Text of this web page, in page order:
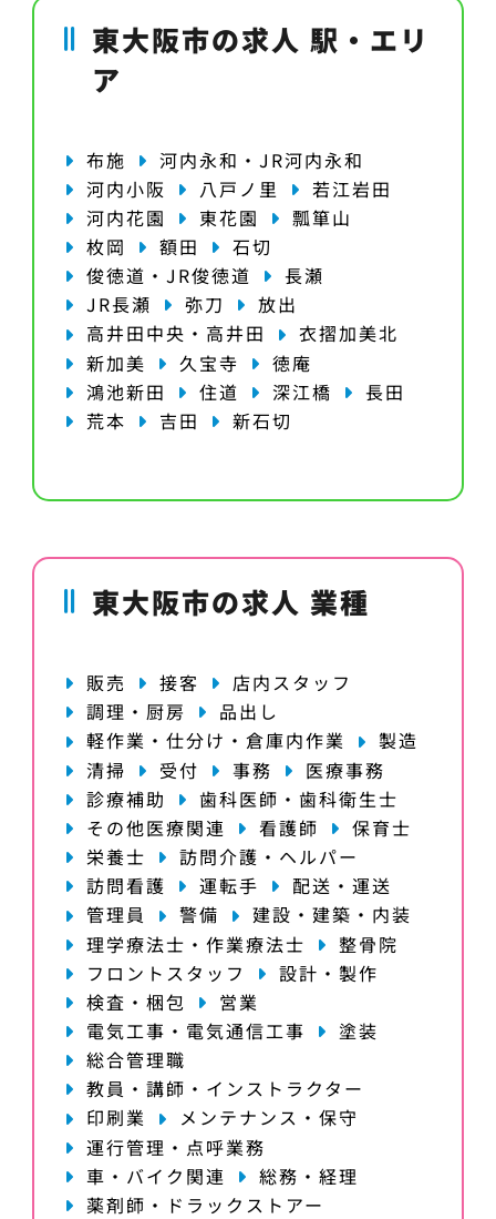
東大阪市の求人 駅・エリ
ア
布施
河内永和・JR河内永和
河内小阪
八戸ノ里
若江岩田
河内花園
東花園
瓢箪山
枚岡
額田
石切
俊徳道・JR俊徳道
長瀬
JR長瀬
弥刀
放出
高井田中央・高井田
衣摺加美北
新加美
久宝寺
徳庵
鴻池新田
住道 深江橋
長田
荒本
吉田 新石切
東大阪市の求人 業種
販売 接客
店内スタッフ
調理・厨房
品出し
軽作業・仕分け・倉庫内作業
製造
清掃
受付 事務
医療事務
診療補助
歯科医師・歯科衛生士
その他医療関連
看護師
保育士
栄養士
訪問介護・ヘルパー
訪問看護
運転手
配送・運送
管理員
警備
建設・建築・内装
理学療法士・作業療法士
整骨院
フロントスタッフ
設計・製作
検査・梱包
営業
電気工事・電気通信工事
塗装
総合管理職
教員・講師・インストラクター
印刷業
メンテナンス・保守
運行管理・点呼業務
車・バイク関連
総務・経理
薬剤師・ドラックストアー